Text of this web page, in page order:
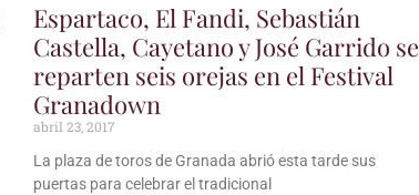
Espartaco, El Fandi, Sebastián
Castella, Cayetano y José Garrido se
reparten seis orejas en el Festival
Granadown
abril 23, 2017
La plaza de toros de Granada abrió esta tarde sus
puertas para celebrar el tradicional